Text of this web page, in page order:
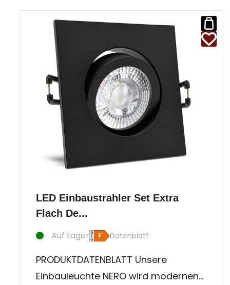
LED Einbaustrahler Set Extra
Flach De...
Auf Lager Datenblatt
PRODUKTDATENBLATT Unsere
Einbauleuchte NERO wird modernen